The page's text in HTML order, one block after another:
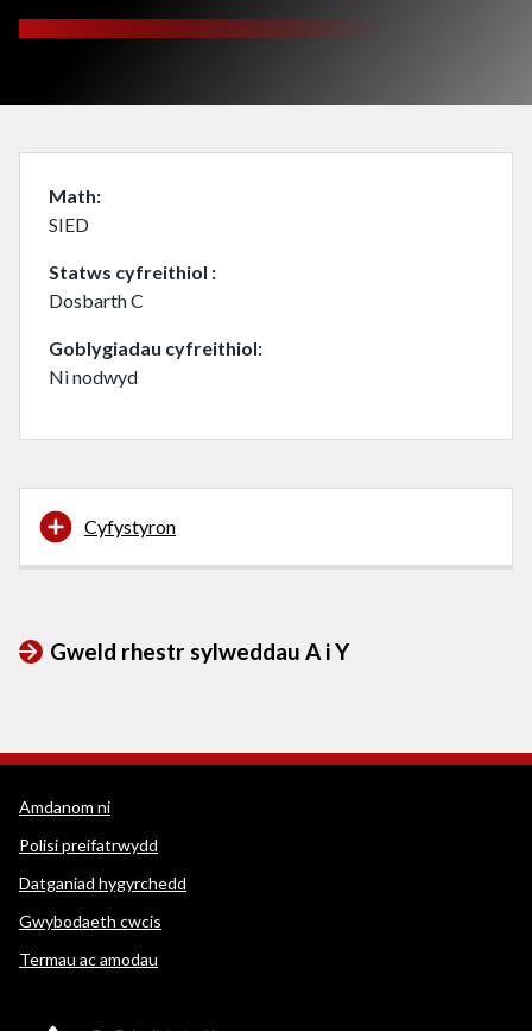
Math
SIED
Statws cyfreithiol
Dosbarth C
Goblygiadau cyfreithiol
Ni nodwyd
Cyfystyron
Gweld rhestr sylweddau A i Y
Dolenni cymorth WEDINOS
Amdanom ni
Polisi preifatrwydd
Datganiad hygyrchedd
Gwybodaeth cwcis
Termau ac amodau